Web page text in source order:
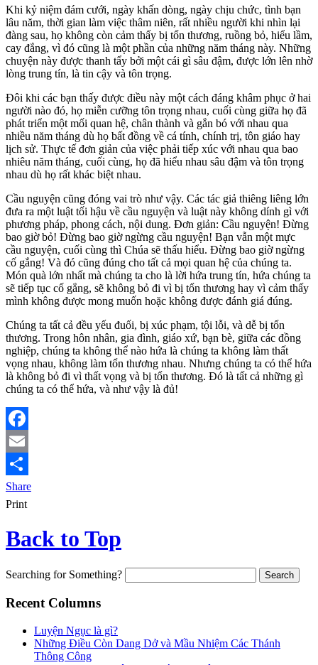
Khi kỷ niệm đám cưới, ngày khấn dòng, ngày chịu chức, tình bạn
lâu năm, thời gian làm việc thâm niên, rất nhiều người khi nhìn lại
đàng sau, họ không còn cảm thấy bị tổn thương, ruồng bỏ, hiểu lầm,
cay đắng, vì đó cũng là một phần của những năm tháng này. Những
chuyện này được thanh tẩy bởi một cái gì sâu đậm, được lớn lên nhờ
lòng trung tín, là tin cậy và tôn trọng.
Đôi khi các bạn thấy được điều này một cách đáng khâm phục ở hai
người nào đó, họ miễn cưỡng tôn trọng nhau, cuối cùng giữa họ đã
phát triển một mối quan hệ, chân thành và gắn bó với nhau qua
nhiều năm tháng dù họ bất đồng về cá tính, chính trị, tôn giáo hay
lịch sử. Thực tế đơn giản của việc phải tiếp xúc với nhau qua bao
nhiêu năm tháng, cuối cùng, họ đã hiểu nhau sâu đậm và tôn trọng
nhau dù họ rất khác biệt nhau.
Cầu nguyện cũng đóng vai trò như vậy. Các tác giả thiêng liêng lớn
đưa ra một luật tối hậu về cầu nguyện và luật này không dính gì với
phương pháp, phong cách, nội dung. Đơn giản: Cầu nguyện! Đừng
bao giờ bỏ! Đừng bao giờ ngừng cầu nguyện! Bạn vẫn một mực
cầu nguyện, cuối cùng thì Chúa sẽ thấu hiểu. Đừng bao giờ ngừng
cố gắng! Và đó cũng đúng cho tất cả mọi quan hệ của chúng ta.
Món quà lớn nhất mà chúng ta cho là lời hứa trung tín, hứa chúng ta
sẽ tiếp tục cố gắng, sẽ không bỏ đi vì bị tổn thương hay vì cảm thấy
mình không được mong muốn hoặc không được đánh giá đúng.
Chúng ta tất cả đều yếu đuối, bị xúc phạm, tội lỗi, và dễ bị tổn
thương. Trong hôn nhân, gia đình, giáo xứ, bạn bè, giữa các đồng
nghiệp, chúng ta không thể nào hứa là chúng ta không làm thất
vọng nhau, không làm tổn thương nhau. Nhưng chúng ta có thể hứa
là không bỏ đi vì thất vọng và bị tổn thương. Đó là tất cả những gì
chúng ta có thể hứa, và như vậy là đủ!
Facebook
Email
Share
Print
Back to Top
Searching for Something?
Recent Columns
Luyện Ngục là gì?
Những Điều Còn Dang Dở và Mầu Nhiệm Các Thánh
Thông Công